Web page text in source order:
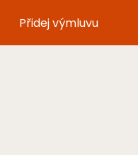
Přidej výmluvu